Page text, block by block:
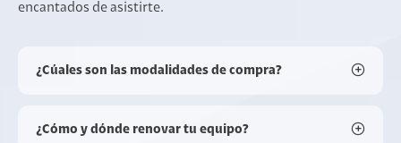
encantados de asistirte.
¿Cúales son las modalidades de compra?
¿Cómo y dónde renovar tu equipo?